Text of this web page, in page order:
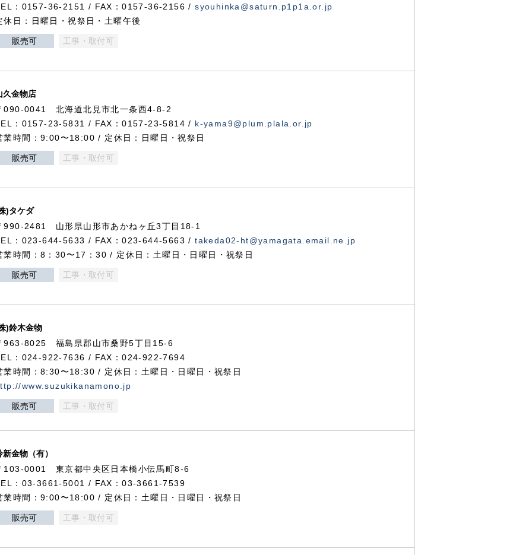
：0157-36-2151 / FAX：0157-36-2156 /syouhinka@saturn.p1p1a.or.jp
休日：日曜日・祝祭日・土曜午後
販売可 工事・取付可
久金物店
090-0041 北海道北見市北一条西4-8-2
：0157-23-5831 / FAX：0157-23-5814 / k-yama9@plum.plala.or.jp
業時間：9:00〜18:00 / 定休日：日曜日・祝祭日
販売可 工事・取付可
)タケダ
990-2481 山形県山形市あかねヶ丘3丁目18-1
：023-644-5633 / FAX：023-644-5663 /takeda02-ht@yamagata.email.ne.jp
業時間：8：30〜17：30 / 定休日：土曜日・日曜日・祝祭日
販売可 工事・取付可
)鈴木金物
963-8025 福島県郡山市桑野5丁目15-6
：024-922-7636 / FAX：024-922-7694
業時間：8:30〜18:30 / 定休日：土曜日・日曜日・祝祭日
www.suzukikanamono.jp
販売可 工事・取付可
新金物（有）
103-0001 東京都中央区日本橋小伝馬町8-6
：03-3661-5001 / FAX：03-3661-7539
業時間：9:00〜18:00 / 定休日：土曜日・日曜日・祝祭日
販売可 工事・取付可